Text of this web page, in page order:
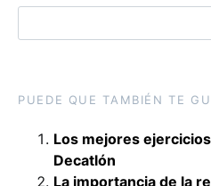
PUEDE QUE TAMBIÉN TE
Los mejores
Decatlón
La importancia de la